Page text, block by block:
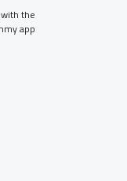
the
app.